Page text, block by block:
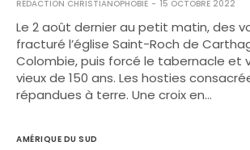
RÉDACTION CHRISTIANOPHOBIE 15 OCTOBRE 2022
Le 2 août dernier au petit matin, des
fracturé l’église Saint-Roch de
Colombie, puis forcé le tabernacle et
vieux de 150 ans. Les hosties
répandues à terre. Une croix en…
AMÉRIQUE DU SUD